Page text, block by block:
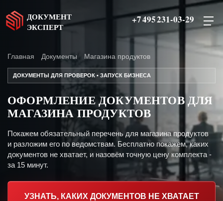
ДОКУМЕНТ
ЭКСПЕРТ
+7 495 231-03-29
Главная Документы Магазина продуктов
ДОКУМЕНТЫ ДЛЯ ПРОВЕРОК • ЗАПУСК БИЗНЕСА
ОФОРМЛЕНИЕ ДОКУМЕНТОВ ДЛЯ
МАГАЗИНА ПРОДУКТОВ
Покажем обязательный перечень для магазина продуктов
и разложим его по ведомствам. Бесплатно покажем, каких
документов не хватает, и назовём точную цену комплекта -
за 15 минут.
УЗНАТЬ, КАКИХ ДОКУМЕНТОВ НЕ ХВАТАЕТ